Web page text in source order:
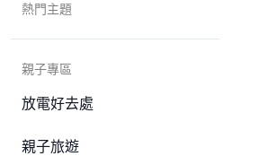
熱門主題
親子專區
放電好去處
親子旅遊